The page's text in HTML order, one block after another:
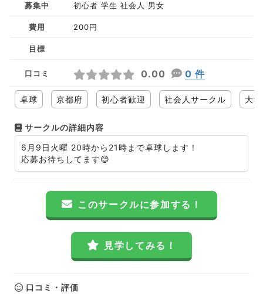
募集中 初心者 学生 社会人 男女
費用 200円
目標
口コミ 0.00 0 件
卓球 京都府 初心者歓迎 社会人サークル 大
サークルの詳細内容
6月9日火曜 20時から21時まで卓球します！
応募お待ちしてます😊
このサークルに参加する！
見学してみる！
口コミ・評価